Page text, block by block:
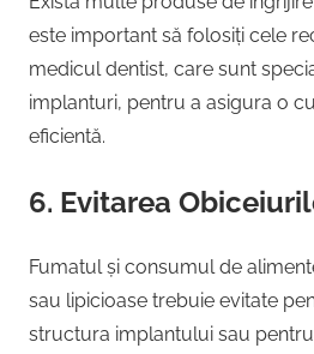
este important să folosiți cele
medicul dentist, care sunt
implanturi, pentru a asigura o
eficientă.
6. Evitarea
Fumatul și consumul de
sau lipicioase trebuie evitate
structura implantului sau